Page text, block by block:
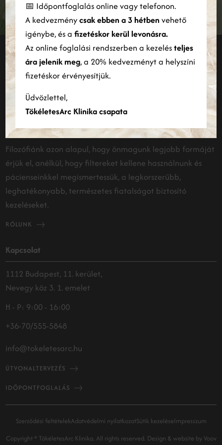
Maradjunk kapcsolatban
INSTAGRAM
Filozófiánk azon alapul, hogy önmagunk legjobb formáját
érjük el, anélkül, hogy filtereket kellene használnunk és
pácienseinkkel megismertessük, a legkorszerűbb,
leghatékonyabb, természetes fiatalságot biztosító
kezeléseket.
RÓLUNK
Kapcsolat
1112 Budapest, 11. kerület,
Nevegy köz 3. 1. emelet
H - P: 9:00 - 16:00
+36-70/555-5848
info@tokeletesarc.hu
ÚTVONALTERVEZÉS
IDŐPONTFOGLALÁS
Szerződési feltételekAdatvédelmi nyilatkozatSütik kezeléseImpresszum
Copyright ® TökéletesArc Klinika. All rights reserved. Design & website by Voov
📅 Időpontfoglalás online vagy telefonon.
A kedvezménycsak ebben a 3 hétben vehető
igénybe, és a fizetéskor kerül levonásra.
Az online foglalási rendszerben a kezelésteljes
ára jelenik meg, a 20% kedvezményt a helyszíni
fizetéskor érvényesítjük.
Üdvözlettel,
TökéletesArc Klinika csapata
elemző partnereinkkel is, akik egyesíthetik azokat más
információkkal, amelyeket Ön biztosított számukra, vagy
amelyeket a szolgáltatásaik Ön általi használatából gyűjtöttek
össze.
Bővebben
ÖSSZES ELFOGADÁSA
ÖSSZES ELUTASÍTÁSA